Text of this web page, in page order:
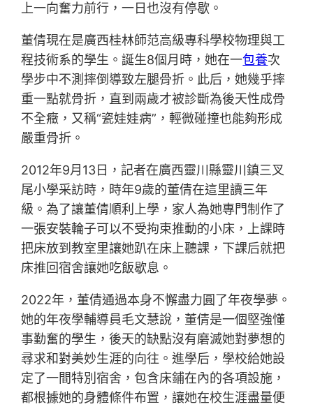
上一向奮力前行，一日也沒有停歇。
董倩現在是廣西桂林師范高級專科學校物理與工
程技術系的學生。誕生8個月時，她在一包養次
學步中不測摔倒導致左腿骨折。此后，她幾乎摔
重一點就骨折，直到兩歲才被診斷為後天性成骨
不全癥，又稱“瓷娃娃病”，輕微碰撞也能夠形成
嚴重骨折。
2012年9月13日，記者在廣西靈川縣靈川鎮三叉
尾小學采訪時，時年9歲的董倩在這里讀三年
級。為了讓董倩順利上學，家人為她專門制作了
一張安裝輪子可以不受拘束推動的小床，上課時
把床放到教室里讓她趴在床上聽課，下課后就把
床推回宿舍讓她吃飯歇息。
2022年，董倩通過本身不懈盡力圓了年夜學夢。
她的年夜學輔導員毛文慧說，董倩是一個堅強懂
事勤奮的學生，後天的缺點沒有磨滅她對夢想的
尋求和對美妙生涯的向往。進學后，學校給她設
定了一間特別宿舍，包含床鋪在內的各項設施，
都根據她的身體條件布置，讓她在校生涯盡量便